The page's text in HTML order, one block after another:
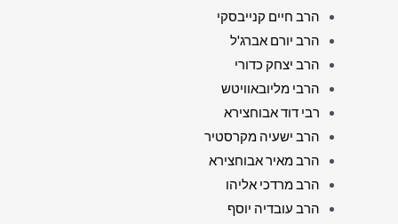
הרב חיים קנייבסקי
הרב יורם אברג'ל
הרב יצחק כדורי
הרבי מליובאוויטש
רבי דוד אבוחצירא
הרב ישעיה מקרסטיר
הרב מאיר אבוחצירא
הרב מרדכי אליהו
הרב עובדיה יוסף